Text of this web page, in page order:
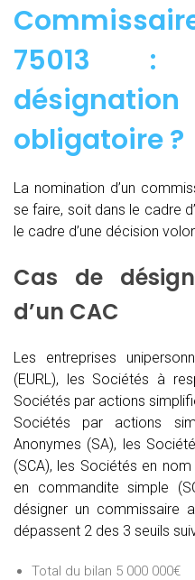
75013 :
obligatoire ?
La nomination d’un
se faire, soit dans le cadre
le cadre d’une décision
Cas de
d’un CAC
Les entreprises
(EURL), les Sociétés à
Sociétés par actions
Sociétés par actions
Anonymes (SA), les
(SCA), les Sociétés en
en commandite simple
désigner un commissaire
dépassent 2 des 3 seuils
Total du bilan 5 000 000€